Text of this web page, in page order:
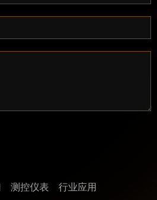
测控仪表
行业应用